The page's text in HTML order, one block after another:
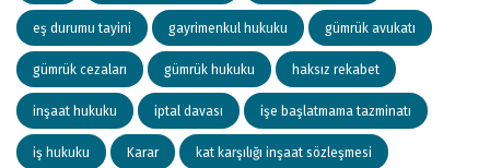
eş durumu tayini gayrimenkul hukuku gümrük avukatı
gümrük cezaları gümrük hukuku haksız rekabet
inşaat hukuku iptal davası işe başlatmama tazminatı
iş hukuku Karar kat karşılığı inşaat sözleşmesi